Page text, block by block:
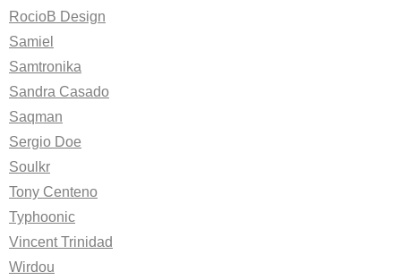
RocioB Design
Samiel
Samtronika
Sandra Casado
Saqman
Sergio Doe
Soulkr
Tony Centeno
Typhoonic
Vincent Trinidad
Wirdou